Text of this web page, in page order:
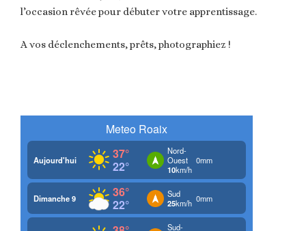
l’occasion rêvée pour débuter votre apprentissage.
A vos déclenchements, prêts, photographiez !